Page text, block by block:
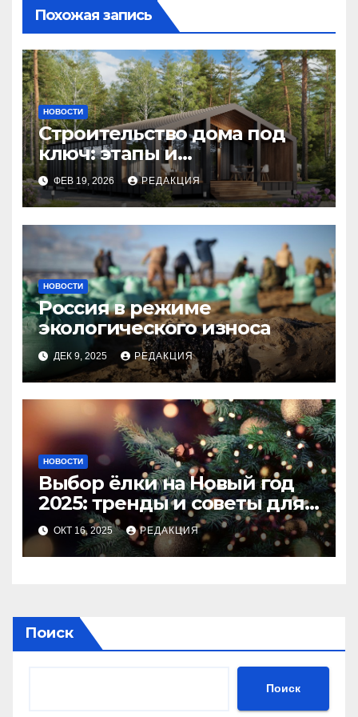
Похожая запись
НОВОСТИ
Строительство дома под
ключ: этапы и
планирование бюджета
ФЕВ 19, 2026 РЕДАКЦИЯ
НОВОСТИ
Россия в режиме
экологического износа
ДЕК 9, 2025 РЕДАКЦИЯ
НОВОСТИ
Выбор ёлки на Новый год
2025: тренды и советы для
идеального праздника
ОКТ 16, 2025 РЕДАКЦИЯ
Поиск
Поиск